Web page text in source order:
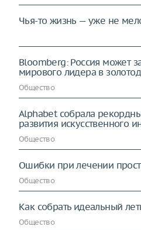
Чья-то жизнь — уже не
Bloomberg: Россия может
мирового лидера в
Общество
Alphabet собрала
развития искусственного
Общество
Ошибки при лечении
Общество
Как собрать идеальный
Общество